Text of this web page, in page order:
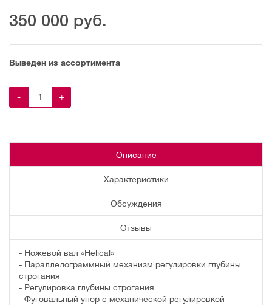
350 000 руб.
Выведен из ассортимента
- +
Описание
Характеристики
Обсуждения
Отзывы
- Ножевой вал «Helical»
- Параллелограммный механизм регулировки глубины
строгания
- Регулировка глубины строгания
- Фуговальный упор с механической регулировкой